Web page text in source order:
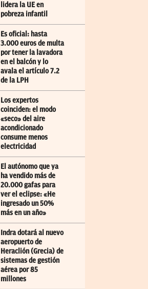
lidera la UE en
pobreza infantil
Es oficial: hasta
3.000 euros de multa
por tener la lavadora
en el balcón y lo
avala el artículo 7.2
de la LPH
Los expertos
coinciden: el modo
«seco» del aire
acondicionado
consume menos
electricidad
El autónomo que ya
ha vendido más de
20.000 gafas para
ver el eclipse: «He
ingresado un 50%
más en un año»
Indra dotará al nuevo
aeropuerto de
Heraclión (Grecia) de
sistemas de gestión
aérea por 85
millones